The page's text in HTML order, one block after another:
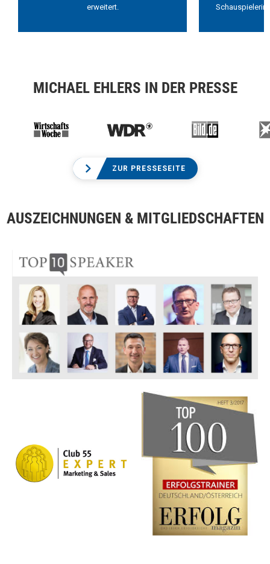
erweitert.
Schauspielerin
MICHAEL EHLERS IN DER PRESSE
ZUR PRESSESEITE
AUSZEICHNUNGEN & MITGLIEDSCHAFTEN